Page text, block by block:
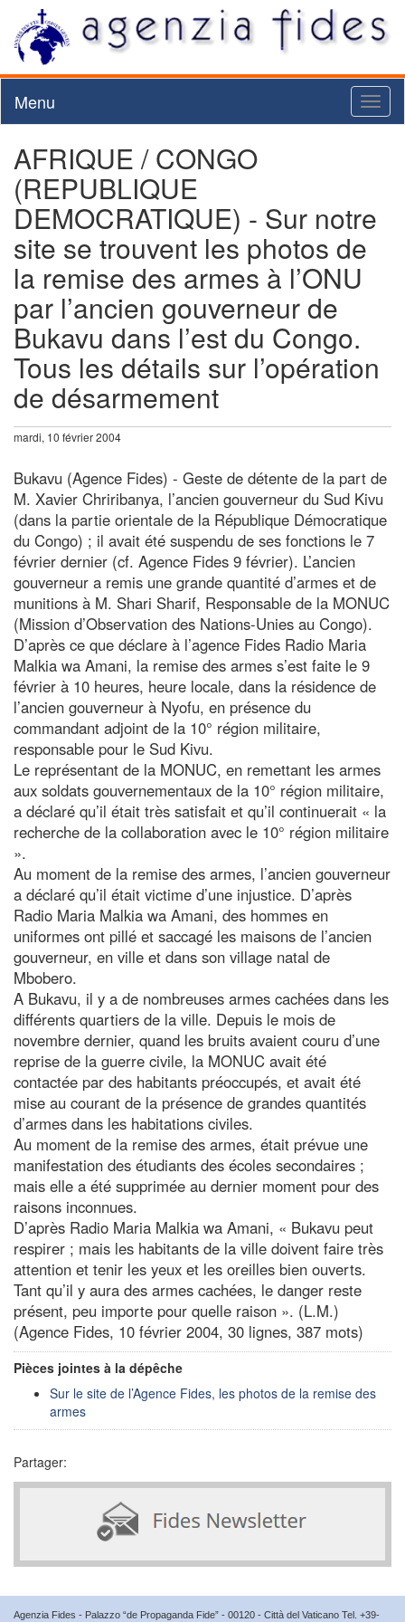
Menu
AFRIQUE / CONGO
(REPUBLIQUE
DEMOCRATIQUE) - Sur notre
site se trouvent les photos de
la remise des armes à l’ONU
par l’ancien gouverneur de
Bukavu dans l’est du Congo.
Tous les détails sur l’opération
de désarmement
mardi, 10 février 2004
Bukavu (Agence Fides) - Geste de détente de la part de
M. Xavier Chriribanya, l’ancien gouverneur du Sud Kivu
(dans la partie orientale de la République Démocratique
du Congo) ; il avait été suspendu de ses fonctions le 7
février dernier (cf. Agence Fides 9 février). L’ancien
gouverneur a remis une grande quantité d’armes et de
munitions à M. Shari Sharif, Responsable de la MONUC
(Mission d’Observation des Nations-Unies au Congo).
D’après ce que déclare à l’agence Fides Radio Maria
Malkia wa Amani, la remise des armes s’est faite le 9
février à 10 heures, heure locale, dans la résidence de
l’ancien gouverneur à Nyofu, en présence du
commandant adjoint de la 10° région militaire,
responsable pour le Sud Kivu.
Le représentant de la MONUC, en remettant les armes
aux soldats gouvernementaux de la 10° région militaire,
a déclaré qu’il était très satisfait et qu’il continuerait « la
recherche de la collaboration avec le 10° région militaire
».
Au moment de la remise des armes, l’ancien gouverneur
a déclaré qu’il était victime d’une injustice. D’après
Radio Maria Malkia wa Amani, des hommes en
uniformes ont pillé et saccagé les maisons de l’ancien
gouverneur, en ville et dans son village natal de
Mbobero.
A Bukavu, il y a de nombreuses armes cachées dans les
différents quartiers de la ville. Depuis le mois de
novembre dernier, quand les bruits avaient couru d’une
reprise de la guerre civile, la MONUC avait été
contactée par des habitants préoccupés, et avait été
mise au courant de la présence de grandes quantités
d’armes dans les habitations civiles.
Au moment de la remise des armes, était prévue une
manifestation des étudiants des écoles secondaires ;
mais elle a été supprimée au dernier moment pour des
raisons inconnues.
D’après Radio Maria Malkia wa Amani, « Bukavu peut
respirer ; mais les habitants de la ville doivent faire très
attention et tenir les yeux et les oreilles bien ouverts.
Tant qu’il y aura des armes cachées, le danger reste
présent, peu importe pour quelle raison ». (L.M.)
(Agence Fides, 10 février 2004, 30 lignes, 387 mots)
Pièces jointes à la dépêche
Sur le site de l’Agence Fides, les photos de la remise des
armes
Partager:
Agenzia Fides - Palazzo “de Propaganda Fide” - 00120 - Città del Vaticano Tel. +39-